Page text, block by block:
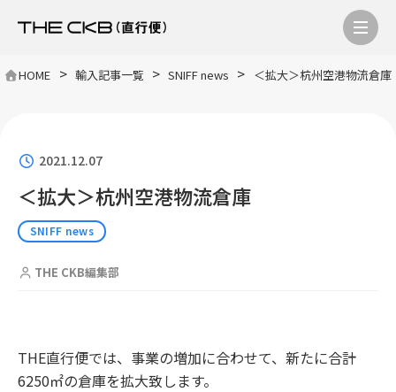
HOME > 輸入記事一覧 > SNIFF news > ＜拡大＞杭州空港物流倉庫
2021.12.07
＜拡大＞杭州空港物流倉庫
SNIFF news
THE CKB編集部
THE直行便では、事業の増加に合わせて、新たに合計
6250㎡の倉庫を拡大致します。